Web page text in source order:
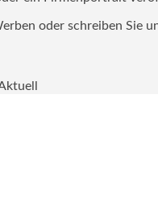
oder schreiben Sie